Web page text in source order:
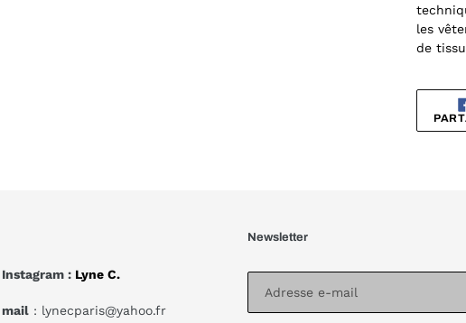
les
de
Instagram : Lyne C.
mail: lynecparis@yahoo.fr
Newsletter